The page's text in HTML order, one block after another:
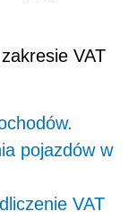
VAT
pojazdów w
VAT